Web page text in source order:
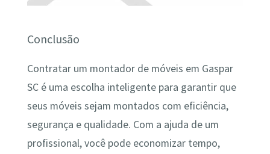
Conclusão
Contratar um montador de móveis em Gaspar
SC é uma escolha inteligente para garantir que
seus móveis sejam montados com eficiência,
segurança e qualidade. Com a ajuda de um
profissional, você pode economizar tempo,